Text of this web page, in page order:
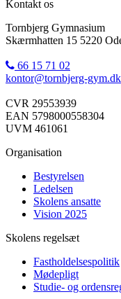
Kontakt os
Tornbjerg Gymnasium
Skærmhatten 15 5220
66 15 71 02
kontor@tornbjerg-gym.dk
CVR 29553939
EAN 5798000558304
UVM 461061
Organisation
Bestyrelsen
Ledelsen
Skolens ansatte
Vision 2025
Skolens regelsæt
Fastholdelsespolitik
Mødepligt
Studie- og